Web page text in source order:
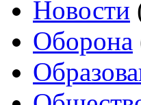
Новости
Оборона